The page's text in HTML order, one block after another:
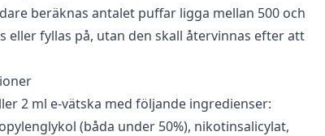
beräknas antalet puffar ligga mellan 500 och
eller fyllas på, utan den skall återvinnas efter att
2 ml e-vätska med följande ingredienser:
(båda under 50%), nikotinsalicylat,